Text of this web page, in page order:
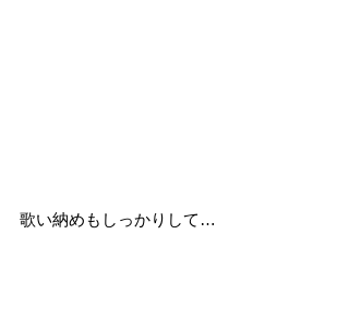
歌い納めもしっかりして…